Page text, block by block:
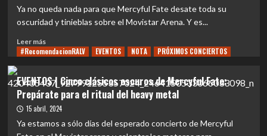
del
Heavy
Metal
más
alto
con
nuevo
Ya no queda nada para que Mercyful Fate desate toda su
oscuridad y tinieblas sobre el Movistar Arena. Y es...
Leer másLeer
más
|
5
razones
#RecomendacionRALV EVENTOS NOTA PRÓXIMOS CONCIERTOS
EVENTOS | Cinco clásicos oscuros de Mercyful Fate:
Prepárate para el ritual del heavy metal
15 abril, 2024
Ya estamos a sólo días del esperado concierto de Mercyful